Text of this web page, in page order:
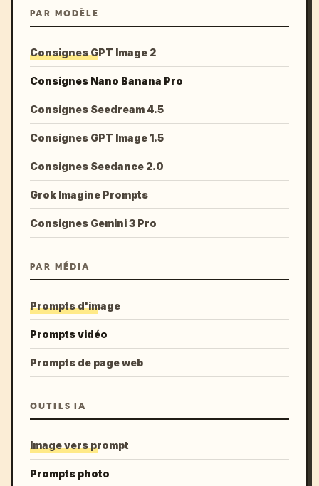
PAR MODÈLE
Consignes GPT Image 2
Consignes Nano Banana Pro
Consignes Seedream 4.5
Consignes GPT Image 1.5
Consignes Seedance 2.0
Grok Imagine Prompts
Consignes Gemini 3 Pro
PAR MÉDIA
Prompts d'image
Prompts vidéo
Prompts de page web
OUTILS IA
Image vers prompt
Prompts photo